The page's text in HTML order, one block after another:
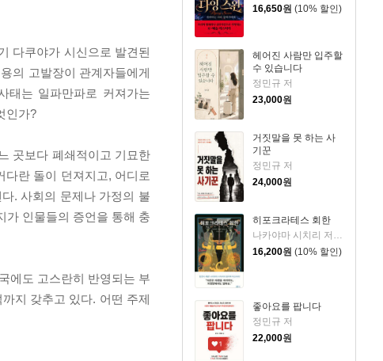
16,650원 (10% 할인)
헤어진 사람만 입주할
수 있습니다
정민규 저
23,000원
거짓말을 못 하는 사
기꾼
정민규 저
24,000원
히포크라테스 회한
16,200원 (10% 할인)
좋아요를 팝니다
정민규 저
22,000원
다쿠야가 시신으로 발견된
의 고발장이 관계자들에게
태는 일파만파로 커져가는
인가?
곳보다 폐쇄적이고 기묘한
란 돌이 던져지고, 어디로
. 사회의 문제나 가정의 불
가 인물들의 증언을 통해 충
에도 고스란히 반영되는 부
지 갖추고 있다. 어떤 주제